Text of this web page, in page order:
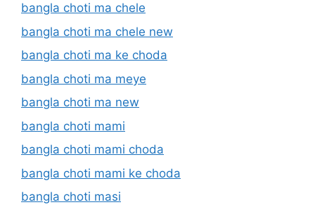
bangla choti ma chele
bangla choti ma chele new
bangla choti ma ke choda
bangla choti ma meye
bangla choti ma new
bangla choti mami
bangla choti mami choda
bangla choti mami ke choda
bangla choti masi